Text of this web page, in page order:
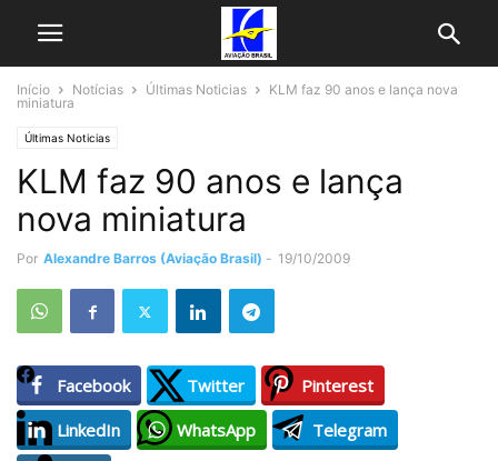
Início Notícias Últimas Noticias
KLM faz 90 anos e lança nova
miniatura
Últimas Noticias
KLM faz 90 anos e lança
nova miniatura
Por Alexandre Barros (Aviação Brasil) - 19/10/2009
Facebook Twitter
Pinterest
LinkedIn
WhatsApp
Telegram